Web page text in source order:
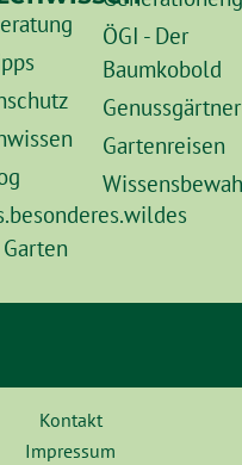
ÖGI - Der
Baumkobold
Gartenreisen
Kontakt
Impressum